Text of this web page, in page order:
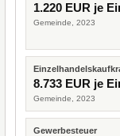
1.220 EUR je
Gemeinde, 2023
8.733 EUR je
Gemeinde, 2023
Gewerbesteuer